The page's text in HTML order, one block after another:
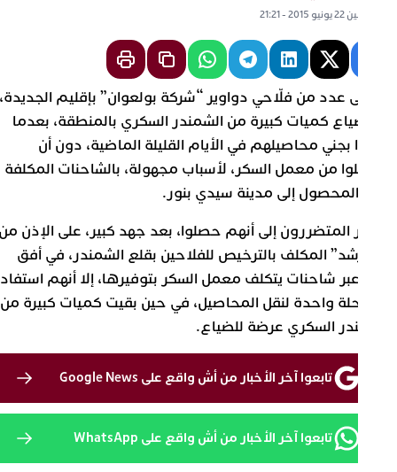
عدد من فلّاحي دواوير “شركة بولعوان” بإقليم الجديدة،
ضياع كميات كبيرة من الشمندر السكري بالمنطقة، بعدما
بجني محاصيلهم في الأيام القليلة الماضية، دون أن
من معمل السكر، لأسباب مجهولة، بالشاحنات المكلفة
المحصول إلى مدينة سيدي بنور.
المتضررون إلى أنهم حصلوا، بعد جهد كبير، على الإذن من
المكلف بالترخيص للفلاحين بقلع الشمندر، في أفق
عبر شاحنات يتكلف معمل السكر بتوفيرها، إلا أنهم استفادوا
رحلة واحدة لنقل المحاصيل، في حين بقيت كميات كبيرة من
السكري عرضة للضياع.
تابعوا آخر الأخبار من أش واقع على Google News
تابعوا آخر الأخبار من أش واقع على WhatsApp